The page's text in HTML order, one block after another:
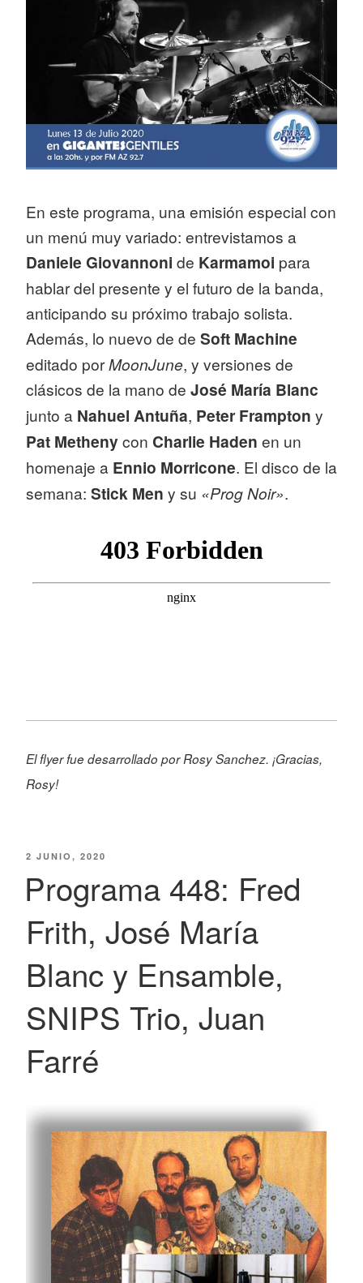
En este programa, una emisión especial con
un menú muy variado: entrevistamos a
Daniele Giovannoni de Karmamoi para
hablar del presente y el futuro de la banda,
anticipando su próximo trabajo solista.
Además, lo nuevo de de Soft Machine
editado porMoonJune, y versiones de
clásicos de la mano de José María Blanc
junto a Nahuel Antuña, Peter Frampton y
Pat Methenycon Charlie Haden en un
homenaje a Ennio Morricone. El disco de la
semana: Stick Men y su «Prog Noir».
El flyer fue desarrollado por Rosy Sanchez. ¡Gracias,
Rosy!
PUBLICADO
2 JUNIO, 2020
Programa 448: Fred
Frith, José María
Blanc y Ensamble,
SNIPS Trio, Juan
Farré